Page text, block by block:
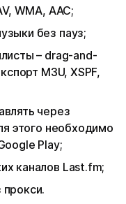
WMA, AAC;
без пауз;
– drag-and-
M3U, XSPF,
через
этого необходимо
Play;
каналов Last.fm;